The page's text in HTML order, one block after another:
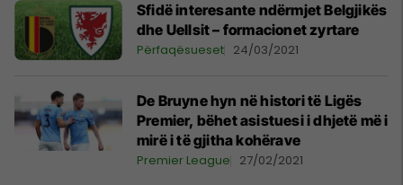
Sfidë interesante ndërmjet Belgjikës
dhe Uellsit – formacionet zyrtare
Përfaqësueset 24/03/2021
De Bruyne hyn në histori të Ligës
Premier, bëhet asistuesi i dhjetë më i
mirë i të gjitha kohërave
Premier League 27/02/2021